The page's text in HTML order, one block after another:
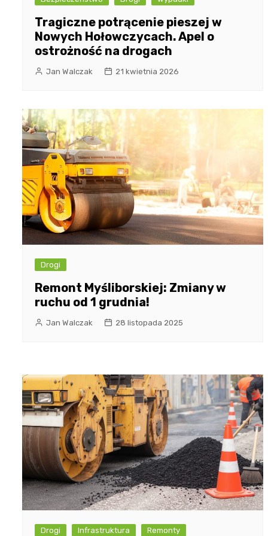
Tragiczne potrącenie pieszej w
Nowych Hołowczycach. Apel o
ostrożność na drogach
Jan Walczak 21 kwietnia 2026
Drogi
Remont Myśliborskiej: Zmiany w
ruchu od 1 grudnia!
Jan Walczak 28 listopada 2025
Drogi Infrastruktura Remonty